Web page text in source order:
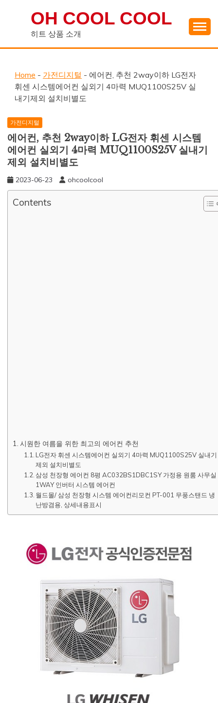
OH COOL COOL
히트 상품 소개
Home - 가전디지털 - 에어컨, 추천 2way이하 LG전자
휘센 시스템에어컨 실외기 4마력 MUQ1100S25V 실
내기제외 설치비별도
가전디지털
에어컨, 추천 2way이하 LG전자 휘센 시스템
에어컨 실외기 4마력 MUQ1100S25V 실내기
제외 설치비별도
2023-06-23 ohcoolcool
Contents
시원한 여름을 위한 최고의 에어컨 추천
LG전자 휘센 시스템에어컨 실외기 4마력 MUQ1100S25V 실내기
제외 설치비별도
삼성 천장형 에어컨 8평 AC032BS1DBC1SY 가정용 원룸 사무실
1WAY 인버터 시스템 에어컨
월드몰/ 삼성 천장형 시스템 에어컨리모컨 PT-001 무풍스탠드 냉
난방겸용, 상세내용표시